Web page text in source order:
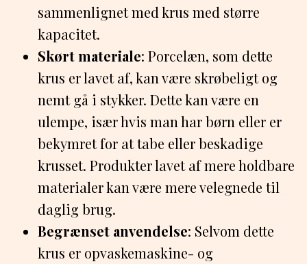
sammenlignet med krus med større
kapacitet.
Skørt materiale: Porcelæn, som dette
krus er lavet af, kan være skrøbeligt og
nemt gå i stykker. Dette kan være en
ulempe, især hvis man har børn eller er
bekymret for at tabe eller beskadige
krusset. Produkter lavet af mere holdbare
materialer kan være mere velegnede til
daglig brug.
Begrænset anvendelse: Selvom dette
krus er opvaskemaskine- og